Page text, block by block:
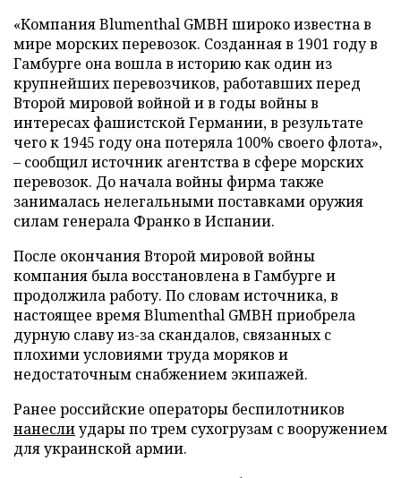
«Компания Blumenthal GMBH широко известна в
мире морских перевозок. Созданная в 1901 году в
Гамбурге она вошла в историю как один из
крупнейших перевозчиков, работавших перед
Второй мировой войной и в годы войны в
интересах фашистской Германии, в результате
чего к 1945 году она потеряла 100% своего флота»,
– сообщил источник агентства в сфере морских
перевозок. До начала войны фирма также
занималась нелегальными поставками оружия
силам генерала Франко в Испании.
После окончания Второй мировой войны
компания была восстановлена в Гамбурге и
продолжила работу. По словам источника, в
настоящее время Blumenthal GMBH приобрела
дурную славу из-за скандалов, связанных с
плохими условиями труда моряков и
недостаточным снабжением экипажей.
Ранее российские операторы беспилотников
нанеслиудары по трем сухогрузам с вооружением
для украинской армии.